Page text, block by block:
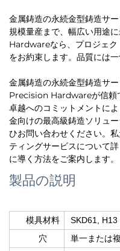
金属鋳造の永続金型鋳造サ
規模量産まで、幅広い用途
Hardwareなら、プロジェク
をお約束します。品質には一
金属鋳造の永続金型鋳造サ
Precision Hardwareが信頼
卓越へのコミットメントに
金向けの最高級鋳造ソリュ
ひお問い合わせください。
ティングサービスについて
に導く方法をご案内します。
製品の説明
模具材料
SKD61, H13
穴
単一または